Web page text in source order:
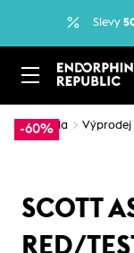
Slevy
-60%
… Kola Výprodej
SCOTT
RED/